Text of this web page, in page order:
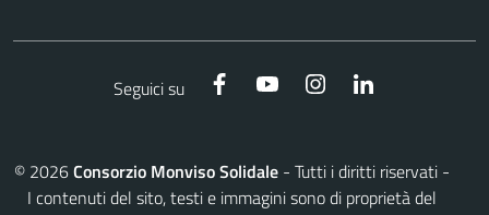
Seguici su FacebookYouTubeInstagram
© 2026Consorzio Monviso Solidale- Tutti i diritti riservati -
I contenuti del sito, testi e immagini sono di proprietà del